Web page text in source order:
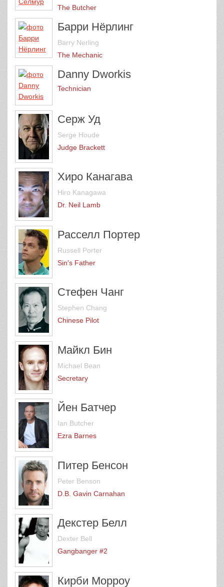
The Butcher
Барри Нёрлинг
Barry Nerling
The Mechanic
Danny Dworkis
Technician
Серж Уд
Serge Houde
Judge Brackett
Хиро Канагава
Hiro Kanagawa
Dr. Neil Lamb
Расселл Портер
Russell Porter
Sin's Father
Стефен Чанг
Stephen Chang
Chinese Pilot
Майкл Бин
Michael Bean
Secretary
Йен Батчер
Ian Butcher
Ezra Barnes
Питер Бенсон
Peter Benson
D.B. Gavin Carnahan
Декстер Белл
Dexter Bell
Gangbanger #2
Кирби Морроу